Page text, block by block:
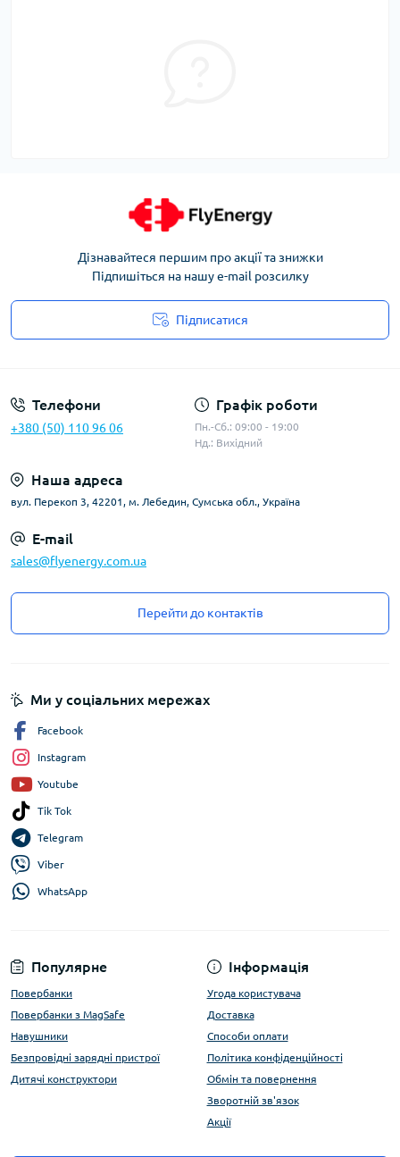
Дізнавайтеся першим про акції та знижки
Підпишіться на нашу e-mail розсилку
Підписатися
Телефони
+380 (50) 110 96 06
Графік роботи
Пн.-Сб.: 09:00 - 19:00
Нд.: Вихідний
Наша адреса
вул. Перекоп 3, 42201, м. Лебедин, Сумська обл., Україна
E-mail
sales@flyenergy.com.ua
Перейти до контактів
Популярне
Повербанки
Повербанки з MagSafe
Навушники
Безпровідні зарядні пристрої
Дитячі конструктори
Інформація
Угода користувача
Доставка
Способи оплати
Політика конфіденційності
Обмін та повернення
Зворотній зв'язок
Акції
Ми у соціальних мережах
Facebook
Instagram
Youtube
Tik Tok
Telegram
Viber
WhatsApp